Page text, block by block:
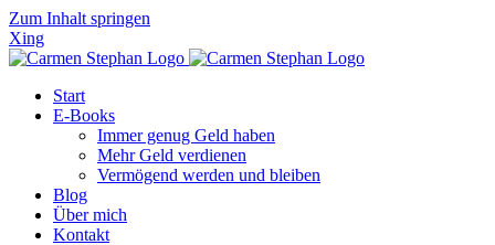
Zum Inhalt springen
Xing
Start
E-Books
Immer genug Geld haben
Mehr Geld verdienen
Vermögend werden und bleiben
Blog
Über mich
Kontakt